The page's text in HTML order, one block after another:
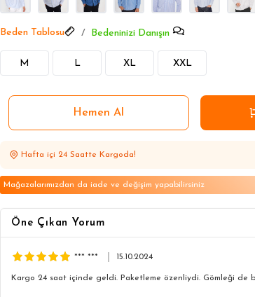
Beden Tablosu Bedeninizi Danışın
M L XL XXL
Hafta içi 24 Saatte Kargoda!
Mağazalarımızdan da iade ve değişim yapabilirsiniz
Öne Çıkan Yorum
*** *** 15.10.2024
Kargo 24 saat içinde geldi. Paketleme özenliydi. Gömleği de